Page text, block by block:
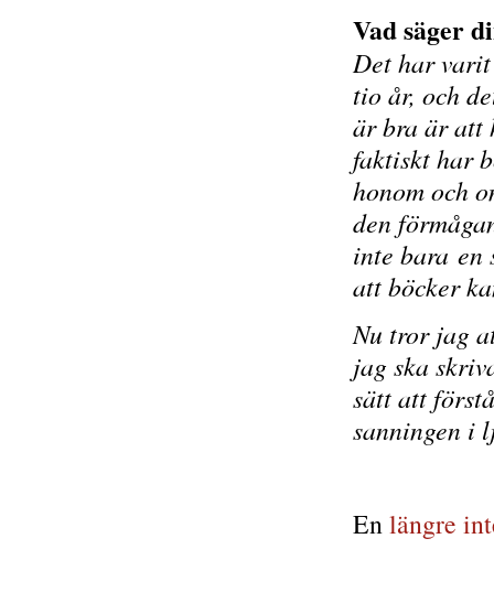
Vad säger
Det har
tio år, och
är bra är att
faktiskt har
honom och
den
inte bara en
att böcker
Nu tror jag
jag ska
sätt att
sanningen i
Enlängre